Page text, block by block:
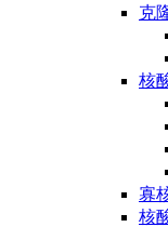
克
核
寡
核